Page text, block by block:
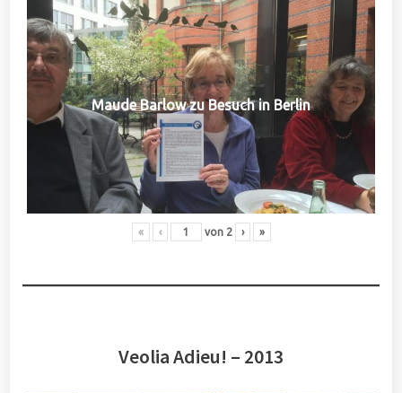
Maude Barlow zu Besuch in Berlin
« ‹ von 2 › »
Veolia Adieu! – 2013